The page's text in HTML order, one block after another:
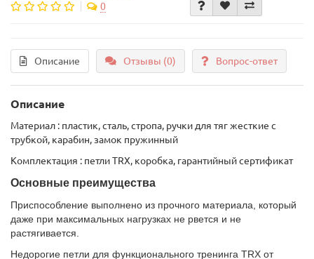
0
Описание Отзывы (0) Вопрос-ответ
Описание
Материал : пластик, сталь, стропа, ручки для тяг жесткие с
трубкой, карабин, замок пружинный
Комплектация : петли ТRX, коробка, гарантийный сертификат
Основные преимущества
Приспособление выполнено из прочного материала, который
даже при максимальных нагрузках не рвется и не
растягивается.
Недорогие петли для функционального тренинга TRX от